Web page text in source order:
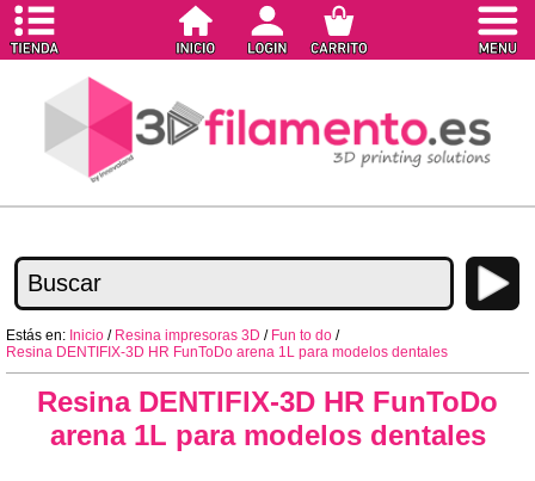
Estás en: Inicio / Resina impresoras 3D / Fun to do /
Resina DENTIFIX-3D HR FunToDo arena 1L para modelos dentales
Resina DENTIFIX-3D HR FunToDo
arena 1L para modelos dentales